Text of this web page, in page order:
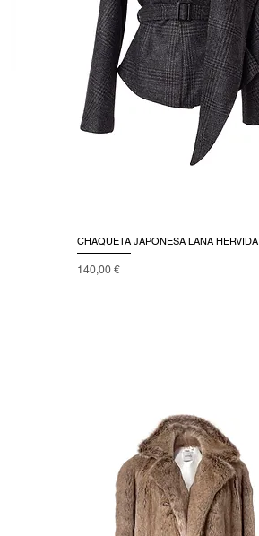
CHAQUETA JAPONESA LANA HERVIDA
Precio
140,00 €